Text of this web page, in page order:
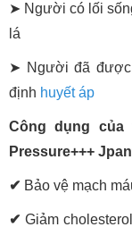
➤ Người có lối
lá
➤ Người đã được
định huyết áp
Công dụng của
Pressure+++
✔ Bảo vệ mạch
✔ Giảm